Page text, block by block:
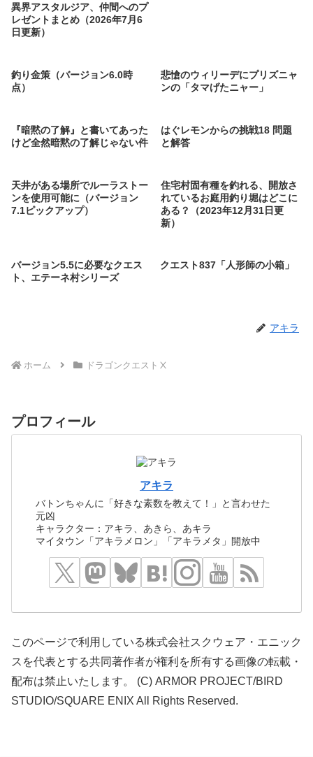
異界アスタルジア、仲間へのプ
レゼントまとめ（2026年7月6
日更新）
釣り金策（バージョン6.0時
点）
悲愴のウィリーデにプリズニャ
ンの「タマげたニャー」
『暗黙の了解』と書いてあった
けど全然暗黙の了解じゃない件
はぐレモンからの挑戦18 問題
と解答
天井がある場所でルーラストー
ンを使用可能に（バージョン
7.1ピックアップ）
住宅村固有種を釣れる、開放さ
れているお庭用釣り堀はどこに
ある？（2023年12月31日更
新）
バージョン5.5に必要なクエス
ト、エテーネ村シリーズ
クエスト837「人形師の小箱」
アキラ
ホーム ドラゴンクエストⅩ
プロフィール
アキラ
バトンちゃんに「好きな素数を教えて！」と言わせた
元凶
キャラクター：アキラ、あきら、あキラ
マイタウン「アキラメロン」「アキラメタ」開放中
このページで利用している株式会社スクウェア・エニック
スを代表とする共同著作者が権利を所有する画像の転載・
配布は禁止いたします。 (C) ARMOR PROJECT/BIRD
STUDIO/SQUARE ENIX All Rights Reserved.